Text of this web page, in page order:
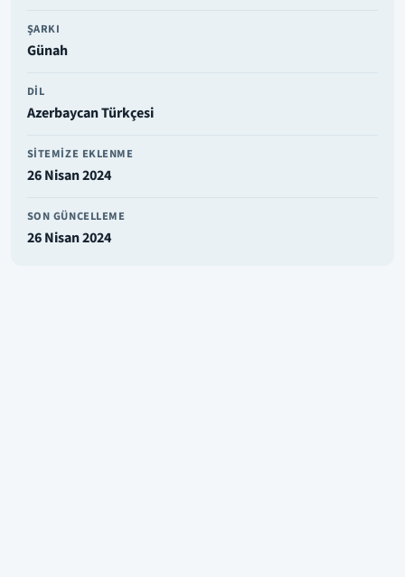
ŞARKI
Günah
DIL
Azerbaycan Türkçesi
SITEMIZE EKLENME
26 Nisan 2024
SON GÜNCELLEME
26 Nisan 2024